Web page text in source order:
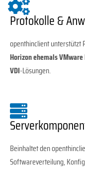
Protokolle &
openthinclient unterstützt
Horizon ehemals
VDI-Lösungen.
Beinhaltet den
Softwareverteilung,